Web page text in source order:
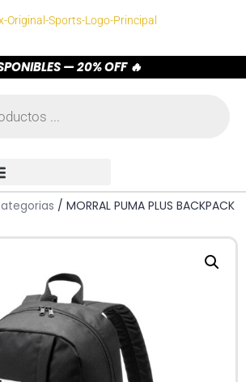
— 20% OFF 🔥
/ MORRAL PUMA PLUS BACKPACK